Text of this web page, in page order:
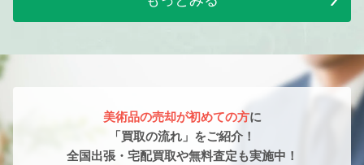
美術品の売却が初めての方に
「買取の流れ」をご紹介！
全国出張・宅配買取や無料査定も実施中！